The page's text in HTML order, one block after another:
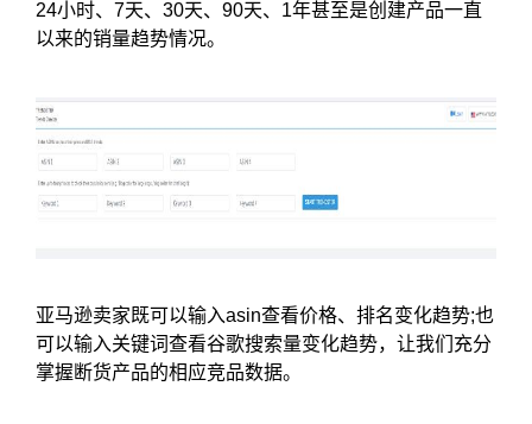
24小时、7天、30天、90天、1年甚至是创建产品一直
以来的销量趋势情况。
亚马逊卖家既可以输入asin查看价格、排名变化趋势;也
可以输入关键词查看谷歌搜索量变化趋势，让我们充分
掌握断货产品的相应竞品数据。